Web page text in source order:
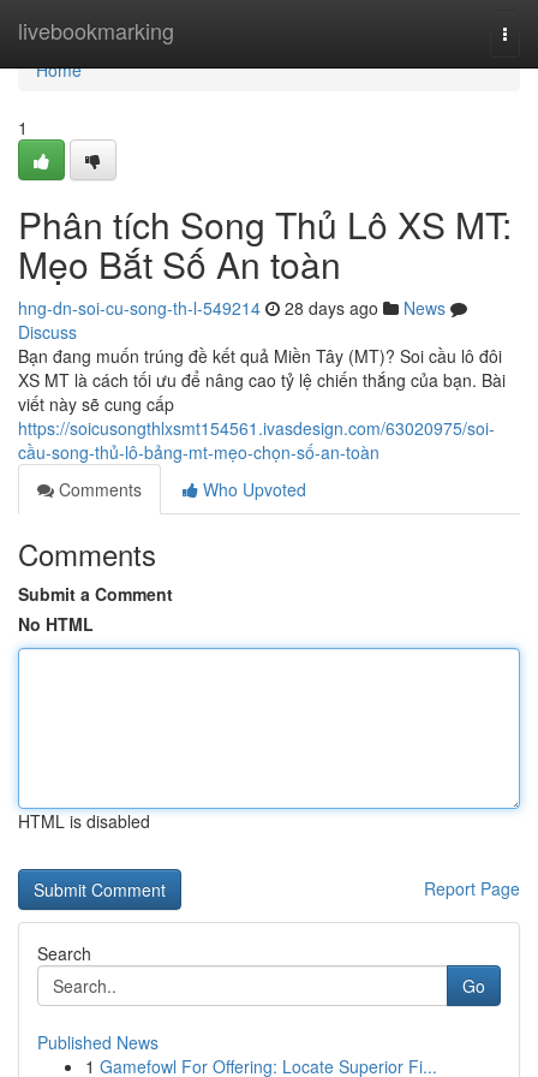
livebookmarking
Home
Home
1
Phân tích Song Thủ Lô XS MT:
Mẹo Bắt Số An toàn
hng-dn-soi-cu-song-th-l-549214 28 days ago
News
Discuss
Bạn đang muốn trúng đề kết quả Miền Tây (MT)? Soi cầu lô đôi
XS MT là cách tối ưu để nâng cao tỷ lệ chiến thắng của bạn. Bài
viết này sẽ cung cấp
https://soicusongthlxsmt154561.ivasdesign.com/63020975/soi-
cầu-song-thủ-lô-bảng-mt-mẹo-chọn-số-an-toàn
Comments
Who Upvoted
Comments
Submit a Comment
No HTML
HTML is disabled
Report Page
Search
Go
Published News
1 Gamefowl For Offering: Locate Superior Fi...